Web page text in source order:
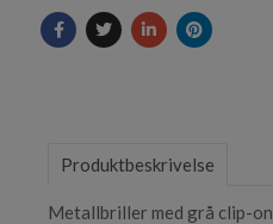
Produktbeskrivelse
Metallbriller med grå clip-on.